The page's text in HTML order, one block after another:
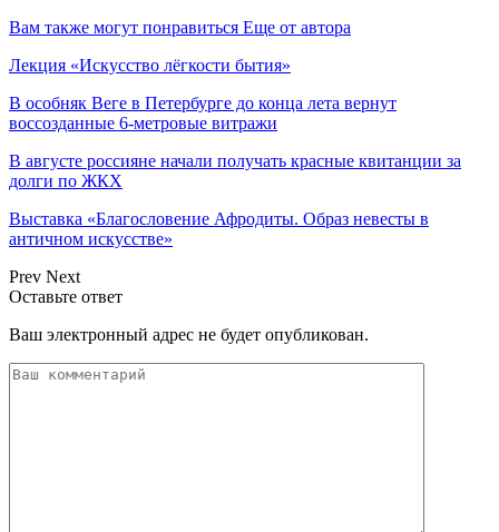
Вам также могут понравиться Еще от автора
Лекция «Искусство лёгкости бытия»
В особняк Веге в Петербурге до конца лета вернут
воссозданные 6-метровые витражи
В августе россияне начали получать красные квитанции за
долги по ЖКХ
Выставка «Благословение Афродиты. Образ невесты в
античном искусстве»
Prev Next
Оставьте ответ
Ваш электронный адрес не будет опубликован.